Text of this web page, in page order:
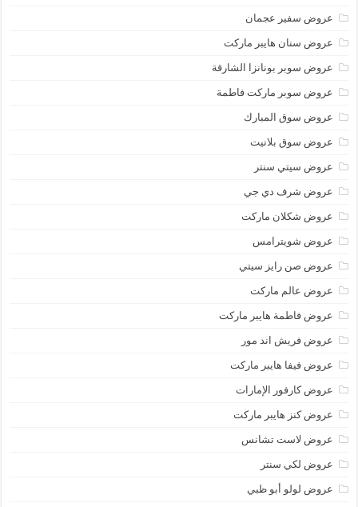
عروض سفير عجمان
عروض سنان هايبر ماركت
عروض سوبر بونانزا الشارقة
عروض سوبر ماركت فاطمة
عروض سوق المبارك
عروض سوق بلانيت
عروض سيتي سنتر
عروض شرف دي جي
عروض شكلان ماركت
عروض شويترامس
عروض صن رايز سيتي
عروض عالم ماركت
عروض فاطمة هايبر ماركت
عروض فريش اند مور
عروض فيفا هايبر ماركت
عروض كارفور الإمارات
عروض كنز هايبر ماركت
عروض لاست تشانس
عروض لكي سنتر
عروض لولو أبو ظبي